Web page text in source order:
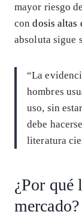
mayor riesgo
condosis altas
absoluta sigue
“La
hombres
uso, sin
debe
literatura
¿Por qué
mercado?